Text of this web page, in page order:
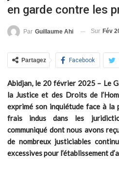
en garde contre les
Par Guillaume Ahi Sur Fév
Partagez Facebook
Abidjan, le 20 février 2025 – Le
la Justice et des Droits de
exprimé son inquiétude face à la
frais indus dans les
communiqué dont nous avons
de nombreux justiciables
excessives pour l’établissement